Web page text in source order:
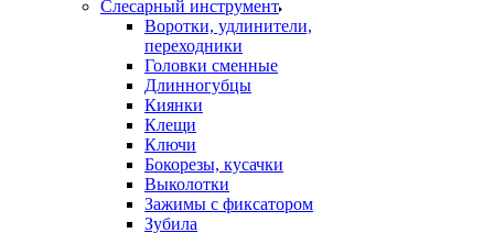
Слесарный инструмент
Воротки, удлинители,
переходники
Головки сменные
Длинногубцы
Киянки
Клещи
Ключи
Бокорезы, кусачки
Выколотки
Зажимы с фиксатором
Зубила